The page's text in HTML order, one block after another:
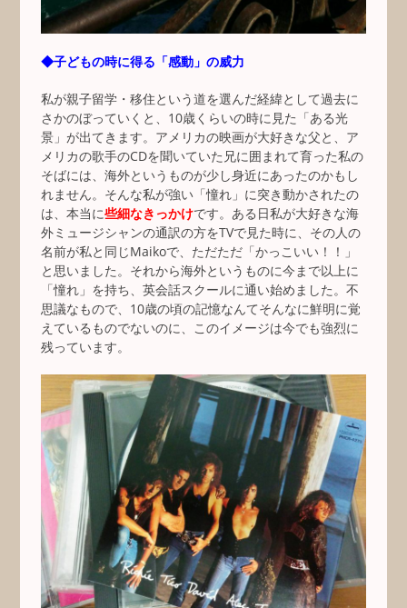
◆子どもの時に得る「感動」の威力
私が親子留学・移住という道を選んだ経緯として過去に
さかのぼっていくと、10歳くらいの時に見た「ある光
景」が出てきます。アメリカの映画が大好きな父と、ア
メリカの歌手のCDを聞いていた兄に囲まれて育った私の
そばには、海外というものが少し身近にあったのかもし
れません。そんな私が強い「憧れ」に突き動かされたの
は、本当に些細なきっかけです。ある日私が大好きな海
外ミュージシャンの通訳の方をTVで見た時に、その人の
名前が私と同じMaikoで、ただただ「かっこいい！！」
と思いました。それから海外というものに今まで以上に
「憧れ」を持ち、英会話スクールに通い始めました。不
思議なもので、10歳の頃の記憶なんてそんなに鮮明に覚
えているものでないのに、このイメージは今でも強烈に
残っています。